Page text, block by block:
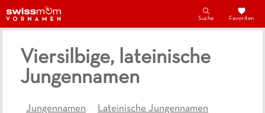
Suche Favoriten
Viersilbige, lateinische
Jungennamen
Jungennamen Lateinische Jungennamen